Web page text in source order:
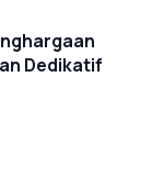
Dedikatif